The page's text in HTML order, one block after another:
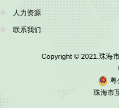
人力资源
联系我们
Copyright © 2021.珠海
粤
珠海市